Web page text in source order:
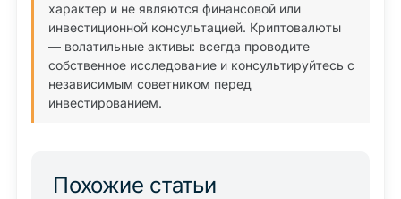
характер и не являются финансовой или
инвестиционной консультацией. Криптовалюты
— волатильные активы: всегда проводите
собственное исследование и консультируйтесь с
независимым советником перед
инвестированием.
Похожие статьи